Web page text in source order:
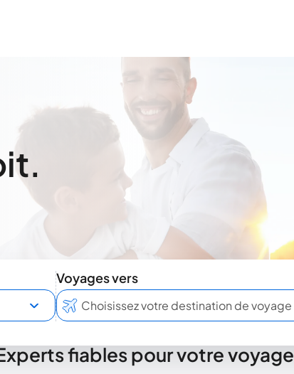
Voyages vers
fiables pour votre voyage